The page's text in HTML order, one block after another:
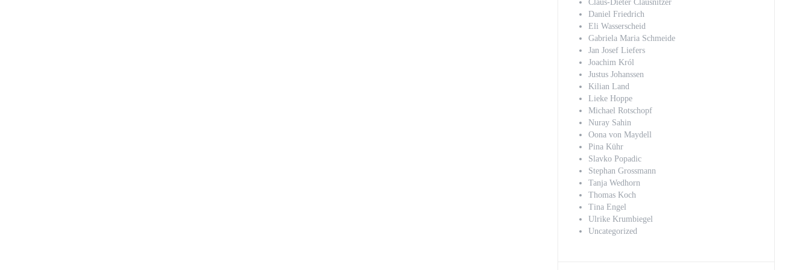
Claus-Dieter Clausnitzer
Daniel Friedrich
Eli Wasserscheid
Gabriela Maria Schmeide
Jan Josef Liefers
Joachim Król
Justus Johanssen
Kilian Land
Lieke Hoppe
Michael Rotschopf
Nuray Sahin
Oona von Maydell
Pina Kühr
Slavko Popadic
Stephan Grossmann
Tanja Wedhorn
Thomas Koch
Tina Engel
Ulrike Krumbiegel
Uncategorized